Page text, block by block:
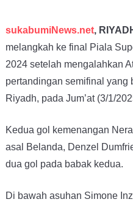
sukabumiNews.net,
melangkah ke final Piala
2024 setelah mengalahkan
pertandingan semifinal yang
Riyadh, pada Jum’at (3/1/
Kedua gol kemenangan
asal Belanda, Denzel
dua gol pada babak kedua.
Di bawah asuhan Simone